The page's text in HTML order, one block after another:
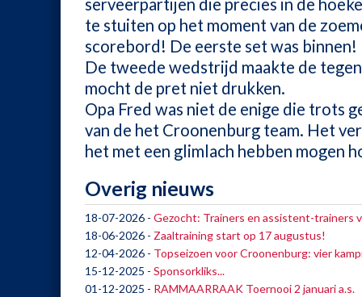
te stuiten op het moment van de
scorebord! De eerste set was binnen!
De tweede wedstrijd maakte de
mocht de pret niet drukken.
Opa Fred was niet de enige die trots
van de het Croonenburg team. Het
het met een glimlach hebben mogen
Overig nieuws
18-07-2026 - Gezocht: Trainers en assistent-trainers
18-06-2026 - Zaaltraining start op 17 augustus!
12-04-2026 - Topseizoen voor Croonenburg: vier
15-12-2025 - Sponsorkliks...
01-12-2025 - RAMMAARRAAK Toernooi 2 januari a.s.